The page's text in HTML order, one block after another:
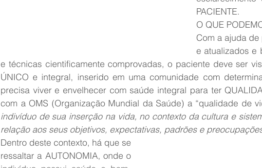
PACIENTE.
O QUE
Com a ajuda
e atualizados e
e técnicas cientificamente comprovadas, o paciente deve ser
ÚNICO e integral, inserido em uma comunidade com
precisa viver e envelhecer com saúde integral para ter
com a OMS (Organização Mundial da Saúde) a “qualidade de
indivíduo de sua inserção na vida, no contexto da cultura e
relação aos seus objetivos, expectativas, padrões e
Dentro deste contexto, há que se
ressaltar a AUTONOMIA, onde o